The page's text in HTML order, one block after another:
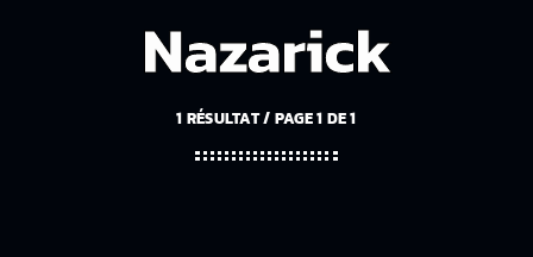
Nazarick
1 RÉSULTAT / PAGE 1 DE 1